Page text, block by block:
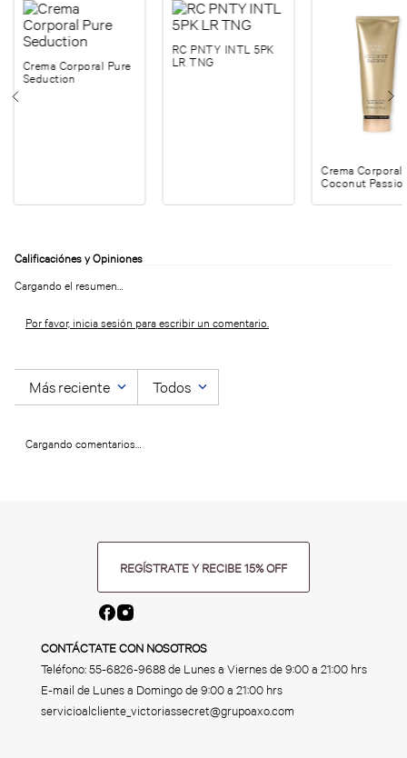
Crema Corporal Pure
Seduction
RC PNTY INTL 5PK
LR TNG
Crema Corporal
Coconut
Cargando el resumen…
Por favor, inicia sesión para escribir un comentario.
Más reciente Todos
Cargando comentarios…
REGÍSTRATE Y RECIBE 15% OFF
CONTÁCTATE CON NOSOTROS
Teléfono:55-6826-9688de Lunes a Viernes de 9:00 a 21:00 hrs
E-mail de Lunes a Domingo de 9:00 a 21:00 hrs
servicioalcliente_victoriassecret@grupoaxo.com